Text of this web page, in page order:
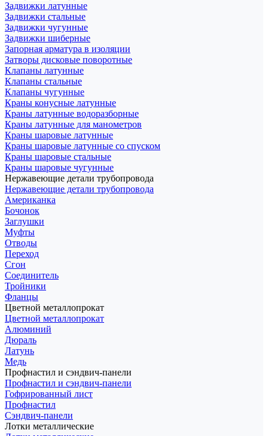
Задвижки латунные
Задвижки стальные
Задвижки чугунные
Задвижки шиберные
Запорная арматура в изоляции
Затворы дисковые поворотные
Клапаны латунные
Клапаны стальные
Клапаны чугунные
Краны конусные латунные
Краны латунные водоразборные
Краны латунные для манометров
Краны шаровые латунные
Краны шаровые латунные со спуском
Краны шаровые стальные
Краны шаровые чугунные
Нержавеющие детали трубопровода
Нержавеющие детали трубопровода
Американка
Бочонок
Заглушки
Муфты
Отводы
Переход
Сгон
Соединитель
Тройники
Фланцы
Цветной металлопрокат
Цветной металлопрокат
Алюминий
Дюраль
Латунь
Медь
Профнастил и сэндвич-панели
Профнастил и сэндвич-панели
Гофрированный лист
Профнастил
Сэндвич-панели
Лотки металлические